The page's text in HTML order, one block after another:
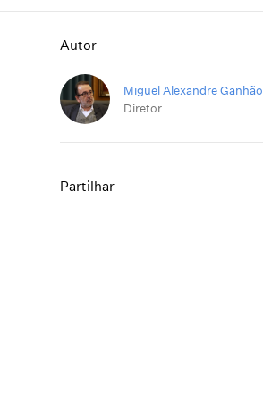
Autor
Miguel Alexandre Ganhão
Diretor
Partilhar